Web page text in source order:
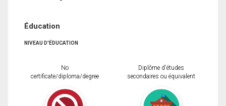
Éducation
NIVEAU D'ÉDUCATION
No
certificate/diploma/degree
Diplôme d'études
secondaires ou équivalent